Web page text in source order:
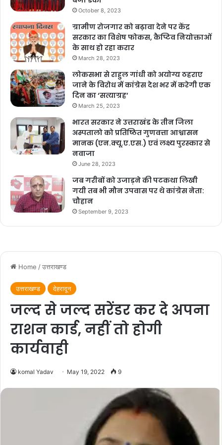
महिला नौकरानी पीड़िता को पूछताछ के लिए बुलाया था।
जोगीवाला चौकी के पुलिसकर्मी चोरी के एक म‌ामले में शक के
आधार पर महिला को पूछताछ के लिए चौकी उठाकर लाए।
परिजनों का आरोप है कि पुलिस ने सारी हदें पार करते हुए
रातभर महिला को पीटा और थर्ड डिग्री टॉर्चर भी किया।
जिसकी वजह से उसकी हालत नाजुक हो गई है।
अस्पताल में कांग्रेस प्रदेश सचिव लकी राणा, महानगर
उपाध्यक्ष अभिषेक तिवारी, विजय प्रसाद, भट्टराई, रतन
सिंह रावत, नवीन सिंह, संदीप कुमार चौधरी आदि लोग
पीड़ित महिला से मिलने अस्पताल पहुंचे जहां पर उन्होंने
वरिष्ठ पुलिस अधीक्षक को दिया।
October 8, 2023
ग्रामीण रोजगार को बढ़ावा देने पर केंद्र
सरकार का विशेष फोकस, कैप्टिव नियोक्ताओं
के साथ हो रहा करार
March 28, 2023
लोकसभा से राहुल गांधी को अयोग्य ठहराए
जाने के विरोध में कांग्रेस देश भर में करेगी एक
दिन का ‘सत्याग्रह’
March 25, 2023
भारत सरकार ने उत्तराखंड के तीन जिला
अस्पतालो को प्रतिष्ठित गुणवत्ता आश्वासन
मानक (एन.क्यू.ए.एस.) एवं लक्ष्य पुरस्कार से
नवाजा
June 28, 2023
जब गरीबों को उजाड़ने की पटकथा लिखी
गयी तब भी मौन उपवास पर थे कांग्रेस नेता:
चौहान
September 9, 2023